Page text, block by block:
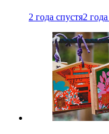
2 года спустя2